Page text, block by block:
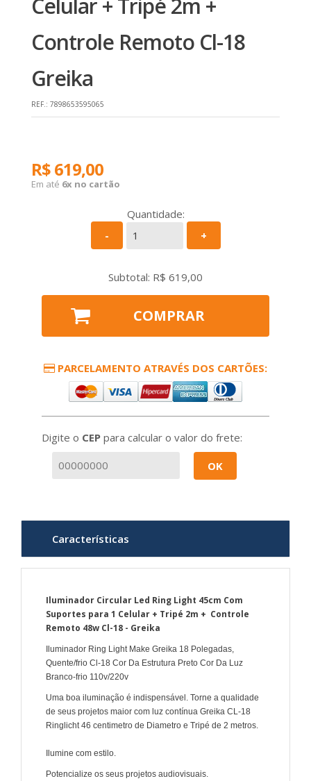
Celular + Tripé 2m +
Controle Remoto Cl-18
Greika
REF.: 7898653595065
R$ 619,00
Em até 6x no cartão
Quantidade:
-
+
Subtotal: R$ 619,00
COMPRAR
PARCELAMENTO ATRAVÉS DOS CARTÕES:
Digite o CEP para calcular o valor do frete:
OK
Características
Iluminador Circular Led Ring Light 45cm Com
Suportes para 1 Celular + Tripé 2m + Controle
Remoto 48w Cl-18 - Greika
Iluminador Ring Light Make Greika 18 Polegadas,
Quente/frio Cl-18 Cor Da Estrutura Preto Cor Da Luz
Branco-frio 110v/220v
Uma boa iluminação é indispensável. Torne a qualidade
de seus projetos maior com luz contínua Greika CL-18
Ringlicht 46 centimetro de Diametro e Tripé de 2 metros.
Ilumine com estilo.
Potencialize os seus projetos audiovisuais.